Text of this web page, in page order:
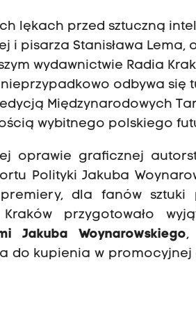
lękach przed sztuczną
i pisarza Stanisława Lema,
wydawnictwie Radia
nieprzypadkowo odbywa się
Międzynarodowych
wybitnego polskiego
oprawie graficznej
Polityki Jakuba
dla fanów sztuki
przygotowało
Jakuba Woynarowskiego,
do kupienia w